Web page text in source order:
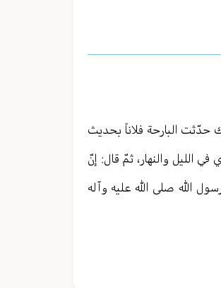
حدّثت البارحة فلاناً بحديث
الليل والنهار، ثمّ قال: إنّ
الله صلى الله عليه وآله